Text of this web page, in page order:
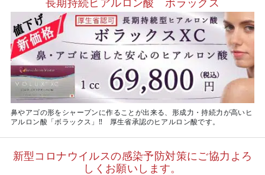
鼻やアゴの形をシャープンに作ることが出来る、形成力・持続力が高いヒ
アルロン酸「ボラックス」‼ 厚生省承認のヒアルロン酸です。
新型コロナウイルスの感染予防対策にご協力よろ
しくお願いします。